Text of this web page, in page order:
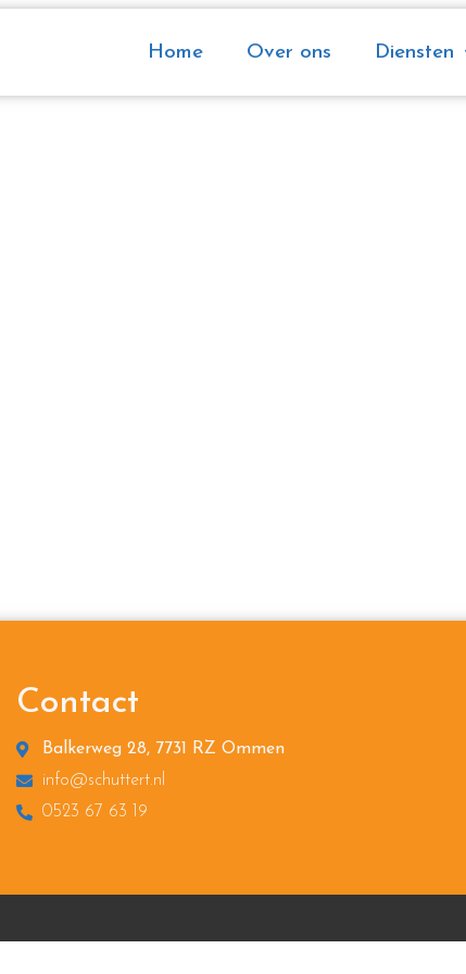
Home Over ons Diensten
Contact
Balkerweg 28, 7731 RZ Ommen
info@schuttert.nl
0523 67 63 19